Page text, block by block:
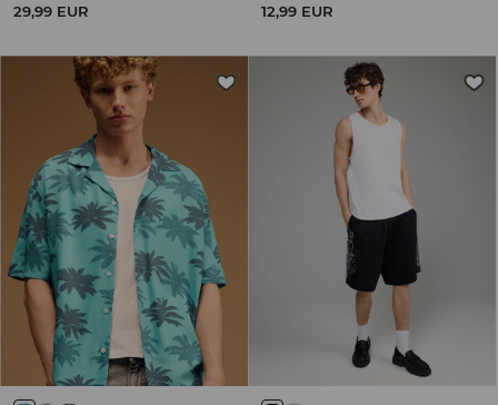
29,99 EUR 12,99 EUR